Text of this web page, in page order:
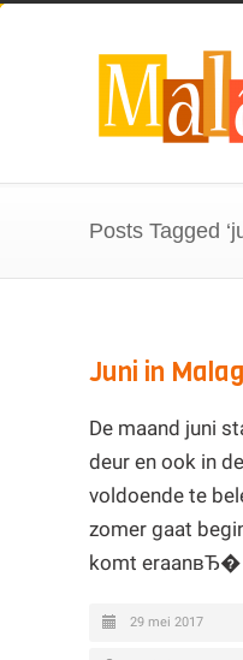
Posts Tagged
Juni in
De maand juni
deur en ook in
voldoende te
zomer gaat
komt eraanвЂ�
29 mei 2017